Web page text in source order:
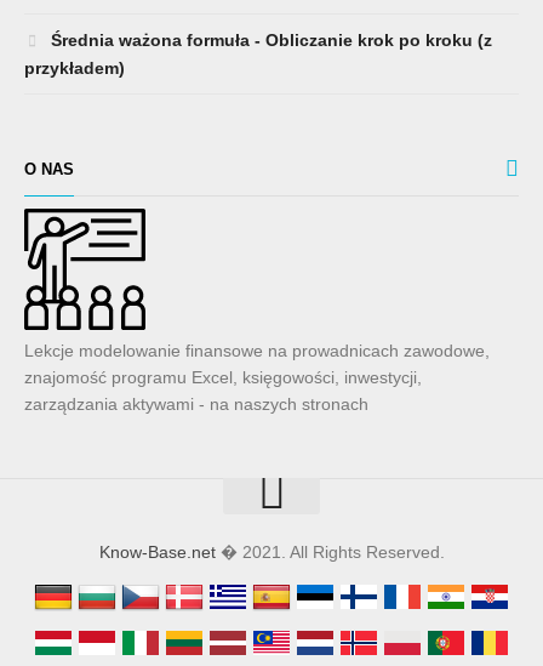
Średnia ważona formuła - Obliczanie krok po kroku (z
przykładem)
O NAS
Lekcje modelowanie finansowe na prowadnicach zawodowe,
znajomość programu Excel, księgowości, inwestycji,
zarządzania aktywami - na naszych stronach
Know-Base.net� 2021. All Rights Reserved.